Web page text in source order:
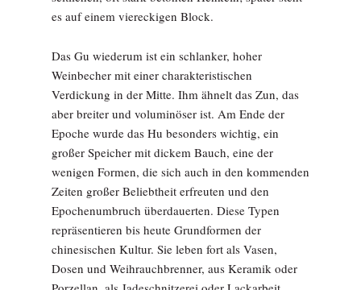
es auf einem viereckigen Block.
Das Gu wiederum ist ein schlanker, hoher
Weinbecher mit einer charakteristischen
Verdickung in der Mitte. Ihm ähnelt das Zun, das
aber breiter und voluminöser ist. Am Ende der
Epoche wurde das Hu besonders wichtig, ein
großer Speicher mit dickem Bauch, eine der
wenigen Formen, die sich auch in den kommenden
Zeiten großer Beliebtheit erfreuten und den
Epochenumbruch überdauerten. Diese Typen
repräsentieren bis heute Grundformen der
chinesischen Kultur. Sie leben fort als Vasen,
Dosen und Weihrauchbrenner, aus Keramik oder